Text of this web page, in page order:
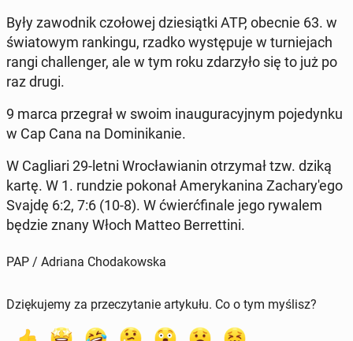
Były za­wod­nik czołowej dziesiąt­ki ATP, obecnie 63. w
świa­towym rankingu, rzadko wys­tępu­je w turnie­jach
rangi chal­lenger, ale w tym roku zdarzyło się to już po
raz drugi.
9 marca prze­grał w swoim in­au­gu­ra­cyjnym po­je­dynku
w Cap Cana na Do­minikanie.
W Cagliari 29-letni Wrocław­ian­in otrzy­mał tzw. dziką
kartę. W 1. rundzie pokonał Amerykan­i­na Zachary'ego
Svajdę 6:2, 7:6 (10-8). W ćwierć­fi­nale jego rywalem
będzie znany Włoch Matteo Berret­ti­ni.
PAP / Adriana Chodakowska
Dziękujemy za przeczytanie artykułu. Co o tym myślisz?